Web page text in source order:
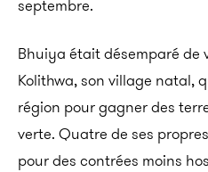
septembre.
Bhuiya était désemparé de
Kolithwa, son village natal,
région pour gagner des
verte. Quatre de ses
pour des contrées moins